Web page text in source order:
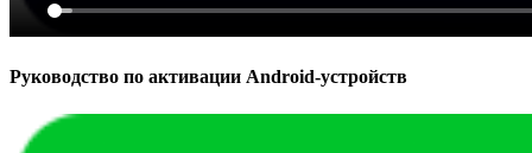
Руководство по активации Android-устройств